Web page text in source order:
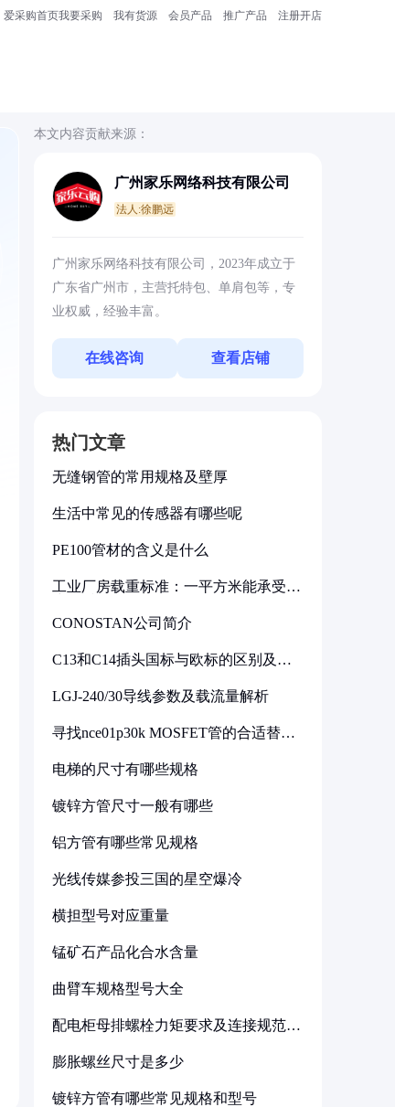
爱采购首页我要采购 我有货源 会员产品 推广产品 注册开店
本文内容贡献来源：
广州家乐网络科技有限公司
法人:徐鹏远
广州家乐网络科技有限公司，2023年成立于
广东省广州市，主营托特包、单肩包等，专
业权威，经验丰富。
在线咨询 查看店铺
热门文章
无缝钢管的常用规格及壁厚
生活中常见的传感器有哪些呢
PE100管材的含义是什么
工业厂房载重标准：一平方米能承受多
CONOSTAN公司简介
C13和C14插头国标与欧标的区别及其
LGJ-240/30导线参数及载流量解析
寻找nce01p30k MOSFET管的合适替代
电梯的尺寸有哪些规格
镀锌方管尺寸一般有哪些
铝方管有哪些常见规格
光线传媒参投三国的星空爆冷
横担型号对应重量
锰矿石产品化合水含量
曲臂车规格型号大全
配电柜母排螺栓力矩要求及连接规范详
膨胀螺丝尺寸是多少
镀锌方管有哪些常见规格和型号